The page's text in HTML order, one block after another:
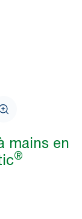
mains en
®